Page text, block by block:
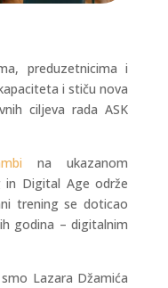
preduzetnicima i
i stiču nova
ciljeva rada ASK
na ukazanom
in Digital Age održe
trening se doticao
godina – digitalnim
Lazara Džamića